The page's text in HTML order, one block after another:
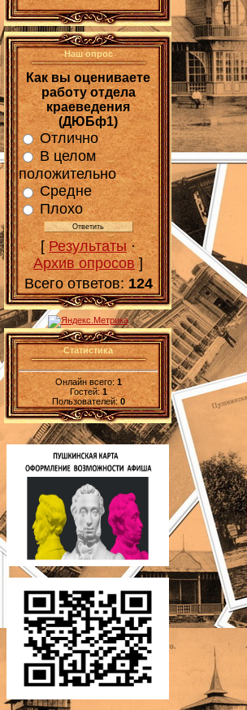
Наш опрос
Как вы оцениваете
работу отдела
краеведения
(ДЮБф1)
Отлично
В целом
положительно
Средне
Плохо
[Результаты·
Архив опросов]
Всего ответов: 124
Статистика
Онлайн всего:1
Гостей:1
Пользователей: 0